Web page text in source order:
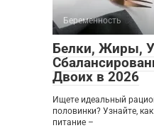
Беременность
Белки, Жиры,
Двоих в 2026
Ищете идеальный
половинки? Узнайте,
питание –